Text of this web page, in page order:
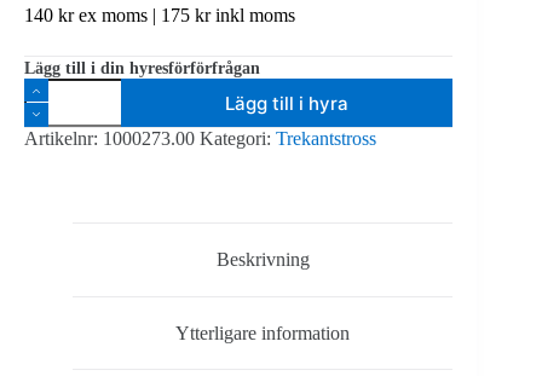
140 krex moms | 175 krinkl moms
Lägg till i din hyresförförfrågan
Global
Truss
F33200
Truss
Lägg till i hyra
Artikelnr: 1000273.00 Kategori: Trekantstross
Beskrivning
Ytterligare information